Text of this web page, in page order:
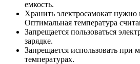
емкость.
Хранить электросамокат нужно
Оптимальная температура
Запрещается пользоваться
зарядке.
Запрещается использовать при
температурах.